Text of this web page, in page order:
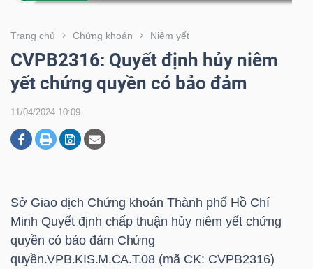
Trang chủ Chứng khoán Niêm yết
CVPB2316: Quyết định hủy niêm
yết chứng quyền có bảo đảm
11/04/2024 10:09
Sở Giao dịch Chứng khoán Thành phố Hồ Chí
Minh Quyết định chấp thuận hủy niêm yết chứng
quyền có bảo đảm Chứng
quyền.VPB.KIS.M.CA.T.08(mã CK: CVPB2316)
VIETSTOCK
CHỨNG
BẤT